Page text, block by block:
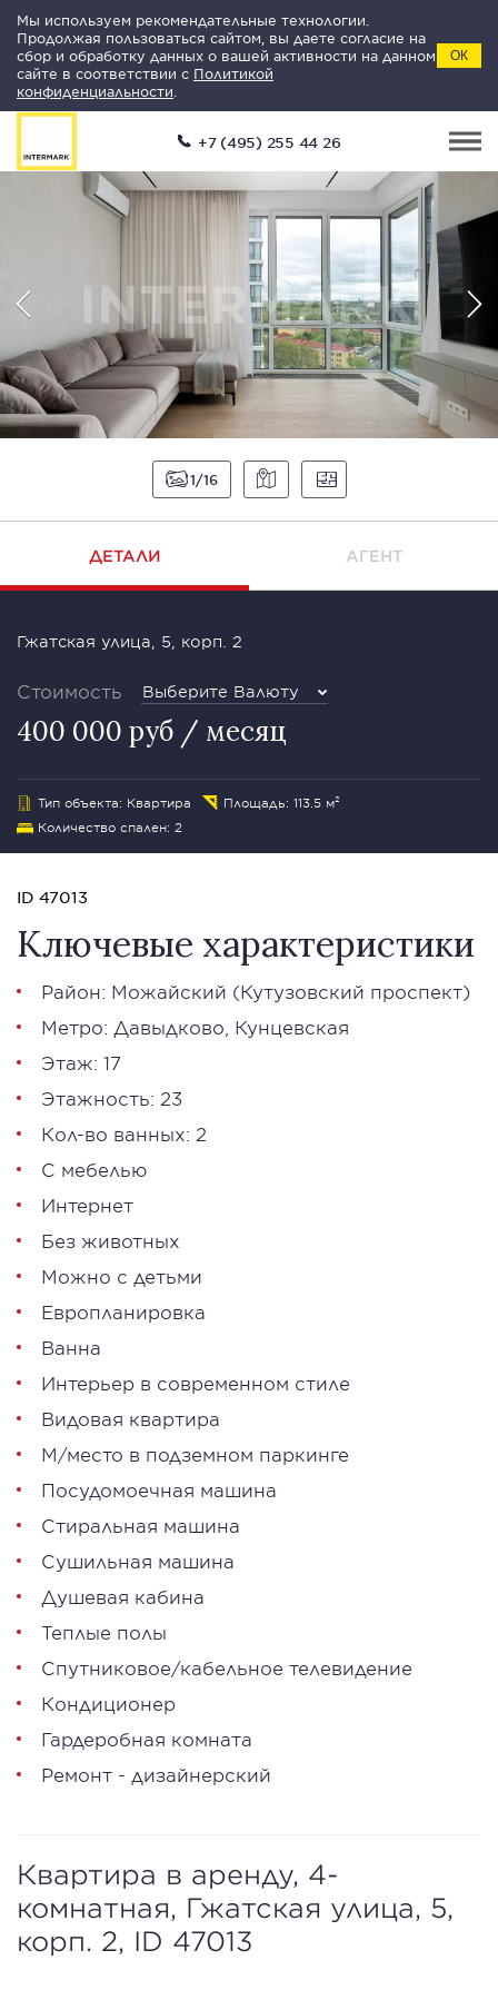
Мы используем рекомендательные технологии.
Продолжая пользоваться сайтом, вы даете согласие на
сбор и обработку данных о вашей активности на данном
сайте в соответствии с Политикой
конфиденциальности
ОК
+7 (495) 255 44 26
1 16
ДЕТАЛИ АГЕНТ
Гжатская улица, 5, корп. 2
Стоимость Выберите Валюту
400 000 руб / месяц
Тип объекта: Квартира
Площадь: 113.5 м²
Количество спален: 2
ID 47013
Ключевые характеристики
Район: Можайский (Кутузовский проспект)
Метро: Давыдково Кунцевская
Этаж: 17
Этажность: 23
Кол-во ванных: 2
С мебелью
Интернет
Без животных
Можно с детьми
Европланировка
Ванна
Интерьер в современном стиле
Видовая квартира
М/место в подземном паркинге
Посудомоечная машина
Стиральная машина
Сушильная машина
Душевая кабина
Теплые полы
Спутниковое/кабельное телевидение
Кондиционер
Гардеробная комната
Ремонт - дизайнерский
Квартира в аренду, 4-
комнатная, Гжатская улица, 5,
корп. 2, ID 47013